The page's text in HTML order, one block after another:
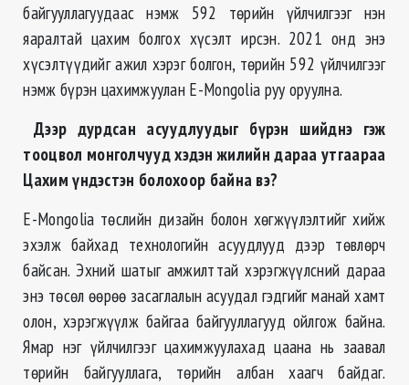
байгууллагуудаас нэмж 592 төрийн үйлчилгээг нэн
яаралтай цахим болгох хүсэлт ирсэн. 2021 онд энэ
хүсэлтүүдийг ажил хэрэг болгон, төрийн 592 үйлчилгээг
нэмж бүрэн цахимжуулан E-Mongolia руу оруулна.
Дээр дурдсан асуудлуудыг бүрэн шийднэ гэж
тооцвол монголчууд хэдэн жилийн дараа утгаараа
Цахим үндэстэн болохоор байна вэ?
E-Mongolia төслийн дизайн болон хөгжүүлэлтийг хийж
эхэлж байхад технологийн асуудлууд дээр төвлөрч
байсан. Эхний шатыг амжилттай хэрэгжүүлсний дараа
энэ төсөл өөрөө засаглалын асуудал гэдгийг манай хамт
олон, хэрэгжүүлж байгаа байгууллагууд ойлгож байна.
Ямар нэг үйлчилгээг цахимжуулахад цаана нь заавал
төрийн байгууллага, төрийн албан хаагч байдаг.